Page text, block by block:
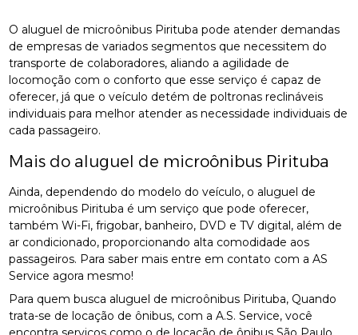
O aluguel de microônibus Pirituba pode atender demandas
de empresas de variados segmentos que necessitem do
transporte de colaboradores, aliando a agilidade de
locomoção com o conforto que esse serviço é capaz de
oferecer, já que o veículo detém de poltronas reclináveis
individuais para melhor atender as necessidade individuais de
cada passageiro.
Mais do aluguel de microônibus Pirituba
Ainda, dependendo do modelo do veículo, o aluguel de
microônibus Pirituba é um serviço que pode oferecer,
também Wi-Fi, frigobar, banheiro, DVD e TV digital, além de
ar condicionado, proporcionando alta comodidade aos
passageiros. Para saber mais entre em contato com a AS
Service agora mesmo!
Para quem busca aluguel de microônibus Pirituba, Quando
trata-se de locação de ônibus, com a A.S. Service, você